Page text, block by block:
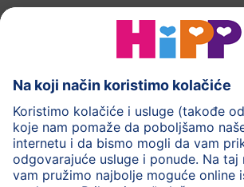
HiPP mliječna formula
HiPP
HiPP za djecu
HiPP Njega
Pravila o privatnosti Uslovi